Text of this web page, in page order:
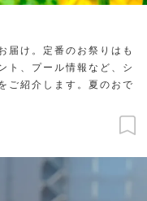
届け。定番のお祭りはも
ト、プール情報など、シ
ご紹介します。夏のおで